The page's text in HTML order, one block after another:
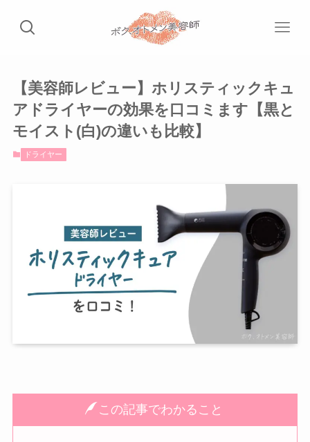
【美容師レビュー】ホリスティックキュ
アドライヤーの効果を口コミます【黒と
モイスト(白)の違いも比較】
ドライヤー
この記事でわかること